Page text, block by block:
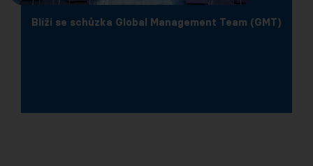
Blíží se schůzka Global Management Team (GMT)